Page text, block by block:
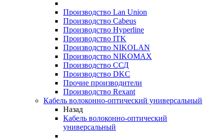
Производство Lan Union
Производство Cabeus
Производство Hyperline
Производство ITK
Производство NIKOLAN
Производство NIKOMAX
Производство ССД
Производство DKC
Прочие производители
Производство Rexant
Кабель волоконно-оптический универсальный
Назад
Кабель волоконно-оптический
универсальный